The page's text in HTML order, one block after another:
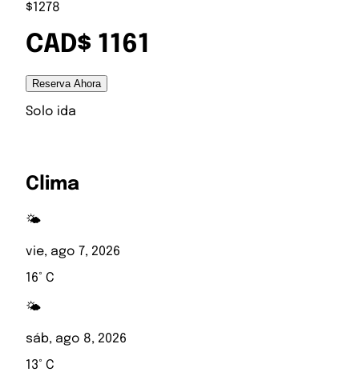
$1278
CAD$ 1161
Reserva Ahora
Solo ida
Clima
🌤️
vie, ago 7, 2026
16° C
🌤️
sáb, ago 8, 2026
13° C